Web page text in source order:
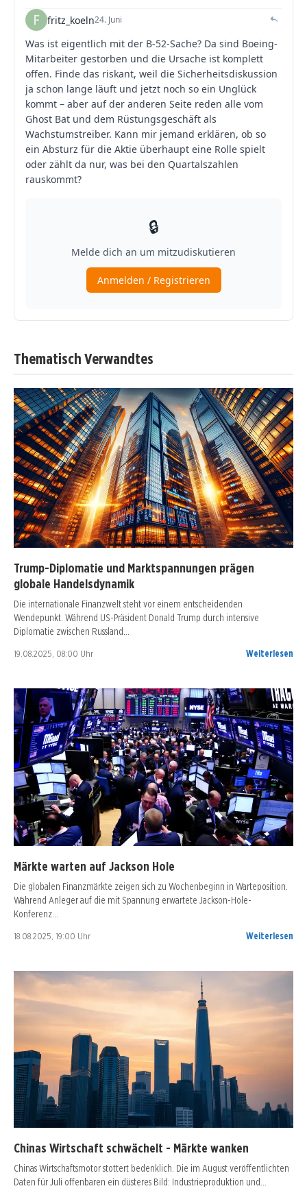
Thematisch Verwandtes
Trump-Diplomatie und Marktspannungen prägen
globale Handelsdynamik
Die internationale Finanzwelt steht vor einem entscheidenden
Wendepunkt. Während US-Präsident Donald Trump durch intensive
Diplomatie zwischen Russland…
19.08.2025, 08:00 Uhr Weiterlesen
Märkte warten auf Jackson Hole
Die globalen Finanzmärkte zeigen sich zu Wochenbeginn in Warteposition.
Während Anleger auf die mit Spannung erwartete Jackson-Hole-
Konferenz…
18.08.2025, 19:00 Uhr Weiterlesen
Chinas Wirtschaft schwächelt - Märkte wanken
Chinas Wirtschaftsmotor stottert bedenklich. Die im August veröffentlichten
Daten für Juli offenbaren ein düsteres Bild: Industrieproduktion und…